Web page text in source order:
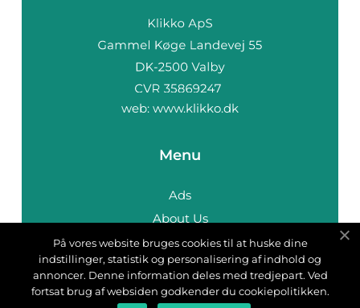
web: www.klikko.dk
Menu
Ads
About Us
Cookies
Contact
Sitemap
På vores website bruges cookies til at huske dine
indstillinger, statistik og personalisering af indhold og
annoncer. Denne information deles med tredjepart. Ved
fortsat brug af websiden godkender du cookiepolitikken.